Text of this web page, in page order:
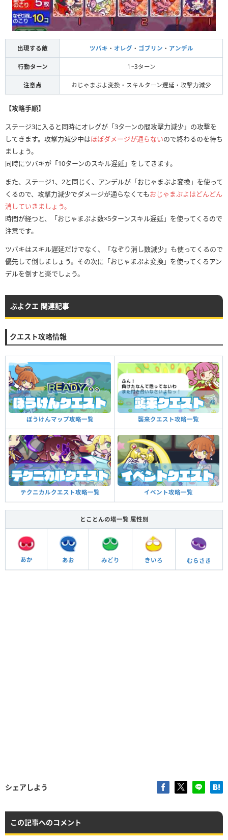
出現する敵 ツバキ ・ オレグ ・ ゴブリン ・ アンデル
行動ターン 1~3ターン
注意点 おじゃまぷよ変換・スキルターン遅延・攻撃力減少
【攻略手順】
ステージ3に入ると同時にオレグが「3ターンの間攻撃力減少」の攻撃を
してきます。攻撃力減少中はほぼダメージが通らないので終わるのを待ち
ましょう。
同時にツバキが「10ターンのスキル遅延」をしてきます。
また、ステージ1、2と同じく、アンデルが「おじゃまぷよ変換」を使って
くるので、攻撃力減少でダメージが通らなくてもおじゃまぷよはどんどん
消していきましょう。
時間が経つと、「おじゃまぷよ数×5ターンスキル遅延」を使ってくるので
注意です。
ツバキはスキル遅延だけでなく、「なぞり消し数減少」も使ってくるので
優先して倒しましょう。その次に「おじゃまぷよ変換」を使ってくるアン
デルを倒すと楽でしょう。
ぷよクエ 関連記事
クエスト攻略情報
ぼうけんマップ攻略一覧 襲来クエスト攻略一覧
テクニカルクエスト攻略一覧 イベント攻略一覧
とことんの塔一覧 属性別
あか あお みどり きいろ むらさき
シェアしよう
この記事へのコメント